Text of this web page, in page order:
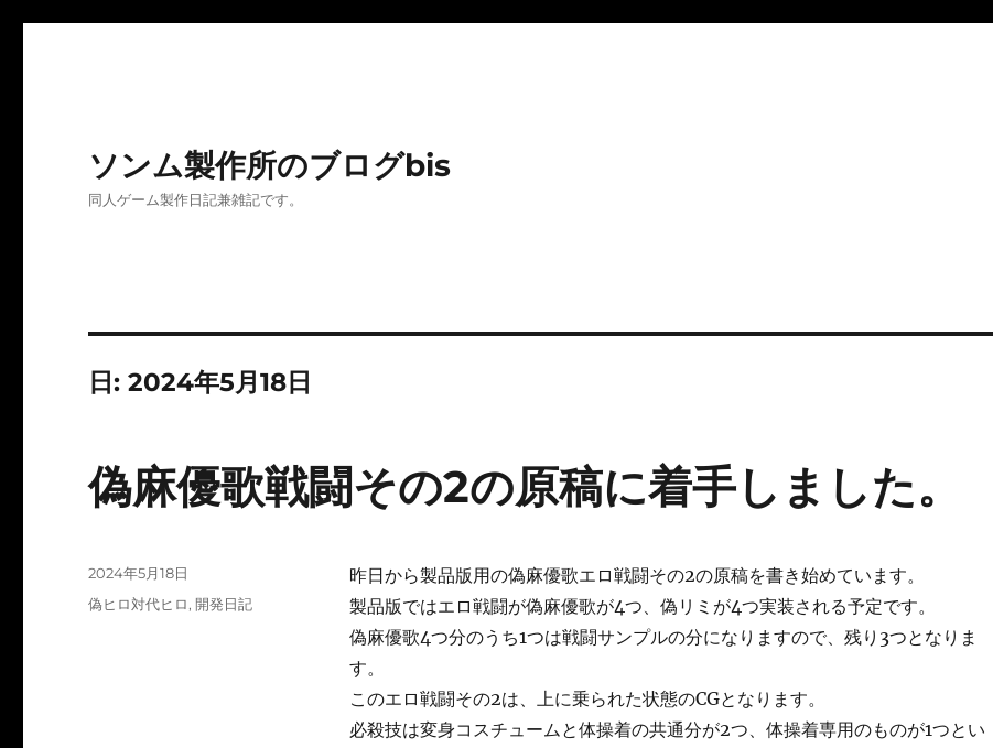
ソンム製作所のブログbis
同人ゲーム製作日記兼雑記です。
日:2024年5月18日
偽麻優歌戦闘その2の原稿に着手しました。
昨日から製品版用の偽麻優歌エロ戦闘その2の原稿を書き始めています。
製品版ではエロ戦闘が偽麻優歌が4つ、偽リミが4つ実装される予定です。
偽麻優歌4つ分のうち1つは戦闘サンプルの分になりますので、残り3つとなりま
す。
このエロ戦闘その2は、上に乗られた状態のCGとなります。
必殺技は変身コスチュームと体操着の共通分が2つ、体操着専用のものが1つとい
投
稿
2024年5月18日
カ
偽ヒロ対代ヒロ, 開発日記